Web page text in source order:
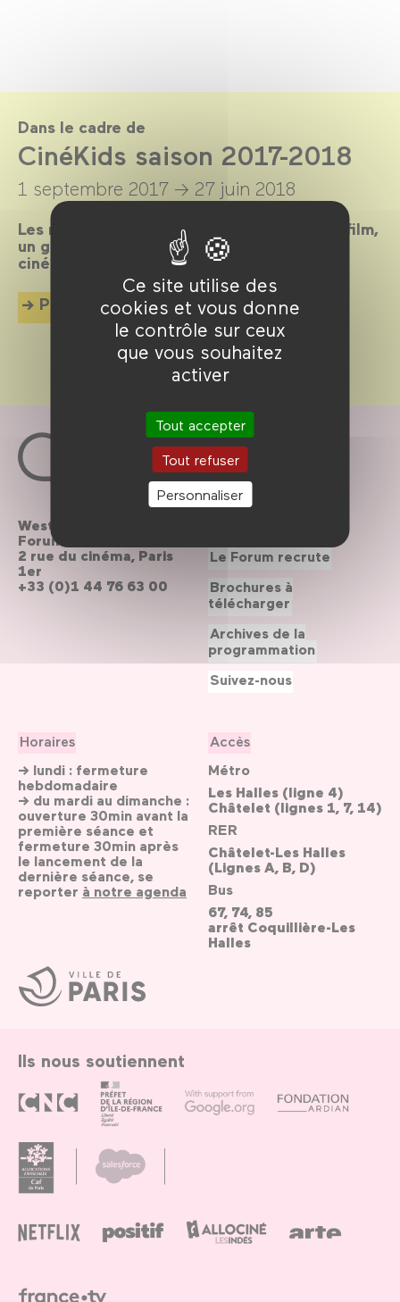
Ce site utilise des
cookies et vous donne
le contrôle sur ceux
que vous souhaitez
activer
Tout accepter
Tout refuser
Personnaliser
Dans le cadre de
CinéKids saison 2017-2018
1 septembre 2017 → 27 juin 2018
Les mercredis et dimanches après-midi, un film,
un goûter et des animations pour tous les
cinéphiles en herbe de 18 mois à 7 ans !
Plus d'info
Ville
de
Paris
Westfield
Forum des Halles
2 rue du cinéma, Paris
1er
+33 (0)1 44 76 63 00
Horaires
→ lundi : fermeture
hebdomadaire
→ du mardi au dimanche :
ouverture 30min avant la
première séance et
fermeture 30min après
le lancement de la
dernière séance, se
reporter à notre agenda
Accès
Métro
Les Halles (ligne 4)
Châtelet (lignes 1, 7, 14)
RER
Châtelet-Les Halles
(Lignes A, B, D)
Bus
67, 74, 85
arrêt Coquillière-Les
Halles
Le Forum recrute
Brochures à
télécharger
Archives de la
programmation
Suivez-nous
Ils nous soutiennent